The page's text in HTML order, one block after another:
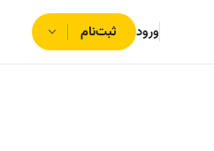
ورود ثبت‌نام